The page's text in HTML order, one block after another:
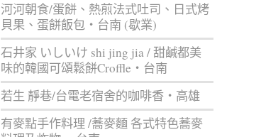
河河朝食/蛋餅、熱煎法式吐司、日式烤
貝果、蛋餅飯包‧台南 (歇業)
石井家 いしいけ shi jing jia / 甜鹹都美
味的韓國可頌鬆餅Croffle‧台南
若生 靜巷/台電老宿舍的咖啡香‧高雄
有麥點手作料理 /蕎麥麵 各式特色蕎麥